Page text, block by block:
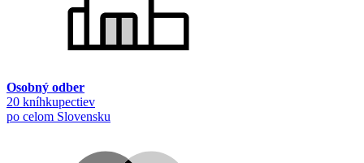
Osobný odber
20 kníhkupectiev
po celom Slovensku